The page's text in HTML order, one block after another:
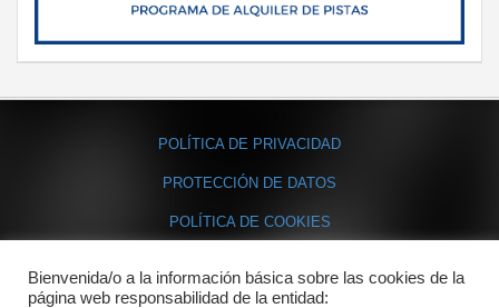
POLÍTICA DE PRIVACIDAD
PROTECCIÓN DE DATOS
POLÍTICA DE COOKIES
Contacto
Bienvenida/o a la información básica sobre las cookies de la
página web responsabilidad de la entidad: